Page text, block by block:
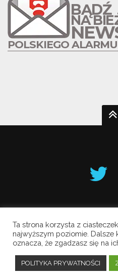
BĄDŹ
NA
POLSKIEGO
Krakowski
Copyright © 2019
Polityka
Ta strona korzysta z
najwyższym poziomie. Dalsze
oznacza, że zgadzasz się na
POLITYKA PRYWATNOŚCI